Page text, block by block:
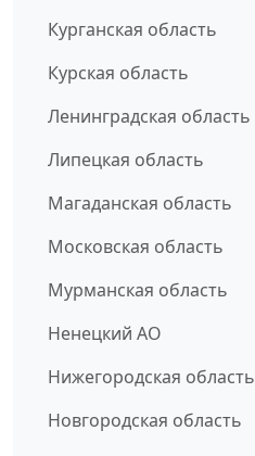
Курганская область
Курская область
Ленинградская область
Липецкая область
Магаданская область
Московская область
Мурманская область
Ненецкий АО
Нижегородская область
Новгородская область